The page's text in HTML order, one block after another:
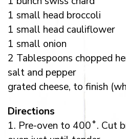
1 small head broccoli
1 small head cauliflower
1 small onion
2 Tablespoons chopped
salt and pepper
grated cheese, to finish
Directions
1. Pre-oven to 400˚. Cut